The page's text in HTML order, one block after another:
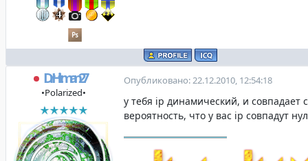
DrHitman27
•Polarized•
Опубликовано: 22.12.2010, 12:54:18
у тебя ip динамический, и совпадает
вероятность, что у вас ip совпадут